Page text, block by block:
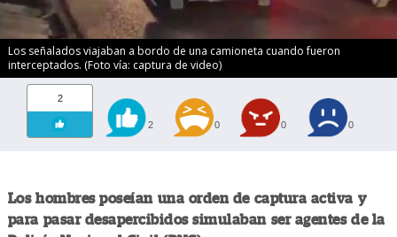
Los señalados viajaban a bordo de una camioneta cuando fueron
interceptados. (Foto vía: captura de video)
2
2 0 0 0
Los hombres poseían una orden de captura activa y
para pasar desapercibidos simulaban ser agentes de la